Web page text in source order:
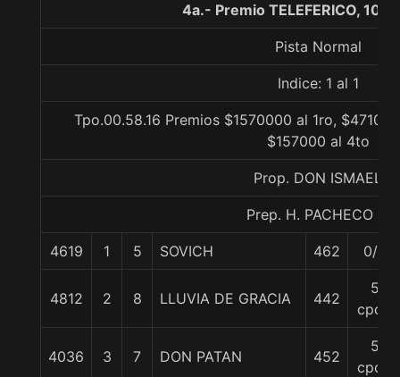
4a.- Premio TELEFERICO,
Pista Normal
Indice: 1 al 1
Tpo.00.58.16 Premios $1570000 al 1ro,
$157000 al 4to
Prop. DON ISMAEL
Prep. H. PACHECO P.
4619 1 5 SOVICH 462 0/0
4812 2 8 LLUVIA DE GRACIA 442
5
cpos.
4036 3 7 DON PATAN 452
5
cpos.